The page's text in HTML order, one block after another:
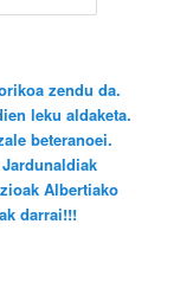
zendu da.
leku aldaketa.
beteranoei.
Albertiako
darrai!!!